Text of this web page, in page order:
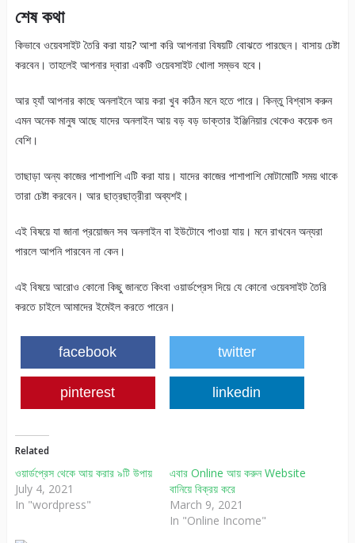
শেষ কথা
কিভাবে ওয়েবসাইট তৈরি করা যায়? আশা করি আপনারা বিষয়টি বোঝতে পারছেন। বাসায় চেষ্টা
করবেন। তাহলেই আপনার দ্বারা একটি ওয়েবসাইট খোলা সম্ভব হবে।
আর হ্যাঁ আপনার কাছে অনলাইনে আয় করা খুব কঠিন মনে হতে পারে। কিন্তু বিশ্বাস করুন
এমন অনেক মানুষ আছে যাদের অনলাইন আয় বড় বড় ডাক্তার ইঞ্জিনিয়ার থেকেও কয়েক গুন
বেশি।
তাছাড়া অন্য কাজের পাশাপাশি এটি করা যায়। যাদের কাজের পাশাপাশি মোটামোটি সময় থাকে
তারা চেষ্টা করবেন। আর ছাত্রছাত্রীরা অব্যশই।
এই বিষয়ে যা জানা প্রয়োজন সব অনলাইন বা ইউটোবে পাওয়া যায়। মনে রাখবেন অন্যরা
পারলে আপনি পারবেন না কেন।
এই বিষয়ে আরোও কোনো কিছু জানতে কিংবা ওয়ার্ডপ্রেস দিয়ে যে কোনো ওয়েবসাইট তৈরি
করতে চাইলে আমাদের ইমেইল করতে পারেন।
facebook twitter
pinterest linkedin
Related
ওয়ার্ডপ্রেস থেকে আয় করার ৯টি ‍উপায়
July 4, 2021
In "wordpress"
এবার Online আয় করুন Website
বানিয়ে বিক্রয় করে
March 9, 2021
In "Online Income"